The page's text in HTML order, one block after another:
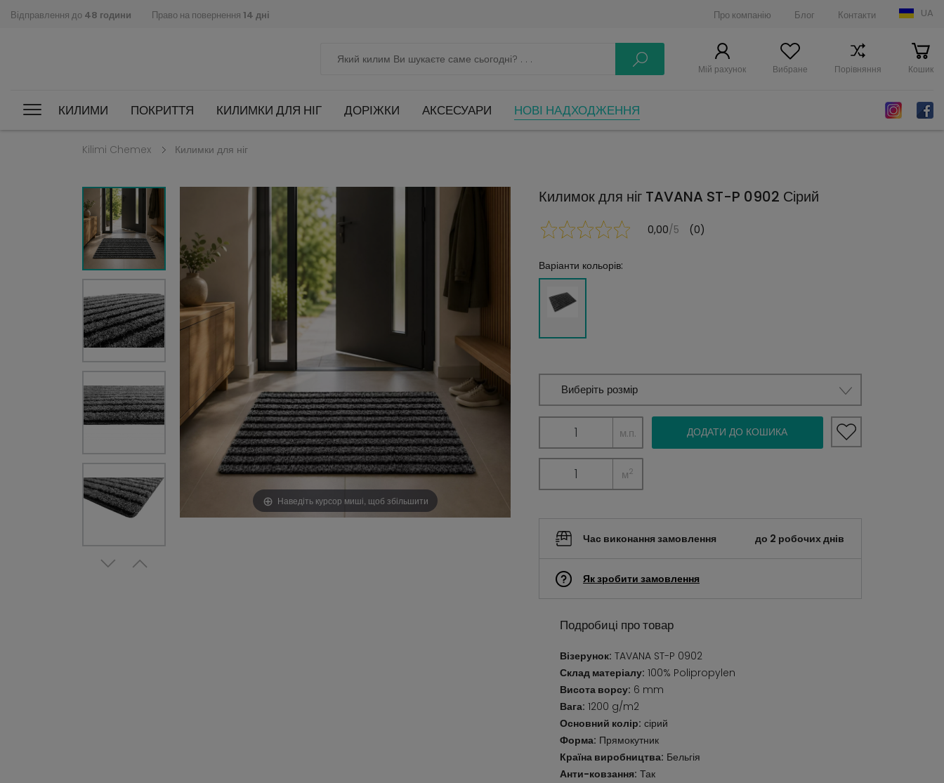
Відправлення до 48 години Право на повернення 14 дні Про компанію Блог Контакти UA
Мій рахунок Вибране Порівняння Кошик
КИЛИМИ ПОКРИТТЯ КИЛИМКИ ДЛЯ НІГ ДОРІЖКИ АКСЕСУАРИ НОВІ НАДХОДЖЕННЯ
Kilimi Chemex Килимки для ніг
Наведіть курсор миші, щоб збільшити
Килимок для ніг TAVANA ST-P 0902 Сірий
0,00/5 (0)
Варіанти кольорів:
Виберіть розмір
м.п. ДОДАТИ ДО КОШИКА
м2
Час виконання замовлення до 2 робочих днів
Як зробити замовлення
Подробиці про товар
Візерунок: TAVANA ST-P 0902
Склад матеріалу: 100% Polipropylen
Висота ворсу: 6 mm
Вага: 1200 g/m2
Основний колір: сірий
Форма: Прямокутник
Країна виробництва: Бельгія
Анти-ковзання: Так